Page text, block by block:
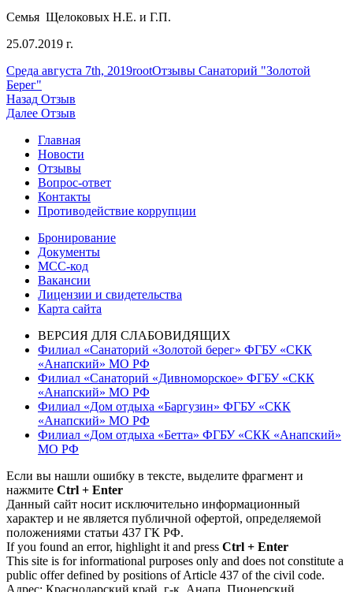
Семья Щелоковых Н.Е. и Г.П.
25.07.2019 г.
Опубликовано
Среда августа 7th, 2019Автор
rootРубрики
Отзывы Санаторий "Золотой
Берег"
Навигация
по
записям
Назад Предыдущая
запись:
Отзыв
Далее Следующая
Отзыв
Главная
Новости
Отзывы
Вопрос-ответ
Контакты
Противодействие коррупции
Бронирование
Документы
МСС-код
Вакансии
Лицензии и свидетельства
Карта сайта
ВЕРСИЯ ДЛЯ СЛАБОВИДЯЩИХ
Филиал «Санаторий «Золотой берег» ФГБУ «СКК
«Анапский» МО РФ
Филиал «Санаторий «Дивноморское» ФГБУ «СКК
«Анапский» МО РФ
Филиал «Дом отдыха «Баргузин» ФГБУ «СКК
«Анапский» МО РФ
Филиал «Дом отдыха «Бетта» ФГБУ «СКК «Анапский»
МО РФ
Если вы нашли ошибку в тексте, выделите фрагмент и
нажмите Ctrl + Enter
Данный сайт носит исключительно информационный
характер и не является публичной офертой, определяемой
положениями статьи 437 ГК РФ.
If you found an error, highlight it and press Ctrl + Enter
This site is for informational purposes only and does not constitute a
public offer defined by positions of Article 437 of the civil code.